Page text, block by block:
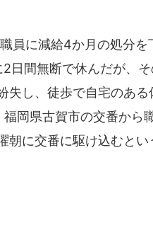
員に減給4か月の処分を
日間無断で休んだが、
し、徒歩で自宅のある
岡県古賀市の交番から
朝に交番に駆け込むと